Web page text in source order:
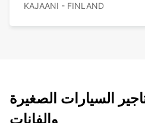
KAJAANI - FINLAND
السيارات الصغيرة
والفانات